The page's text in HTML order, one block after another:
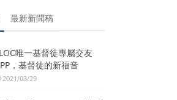
最新新聞稿
唯一基督徒專屬交友
，基督徒的新福音
2021/03/29